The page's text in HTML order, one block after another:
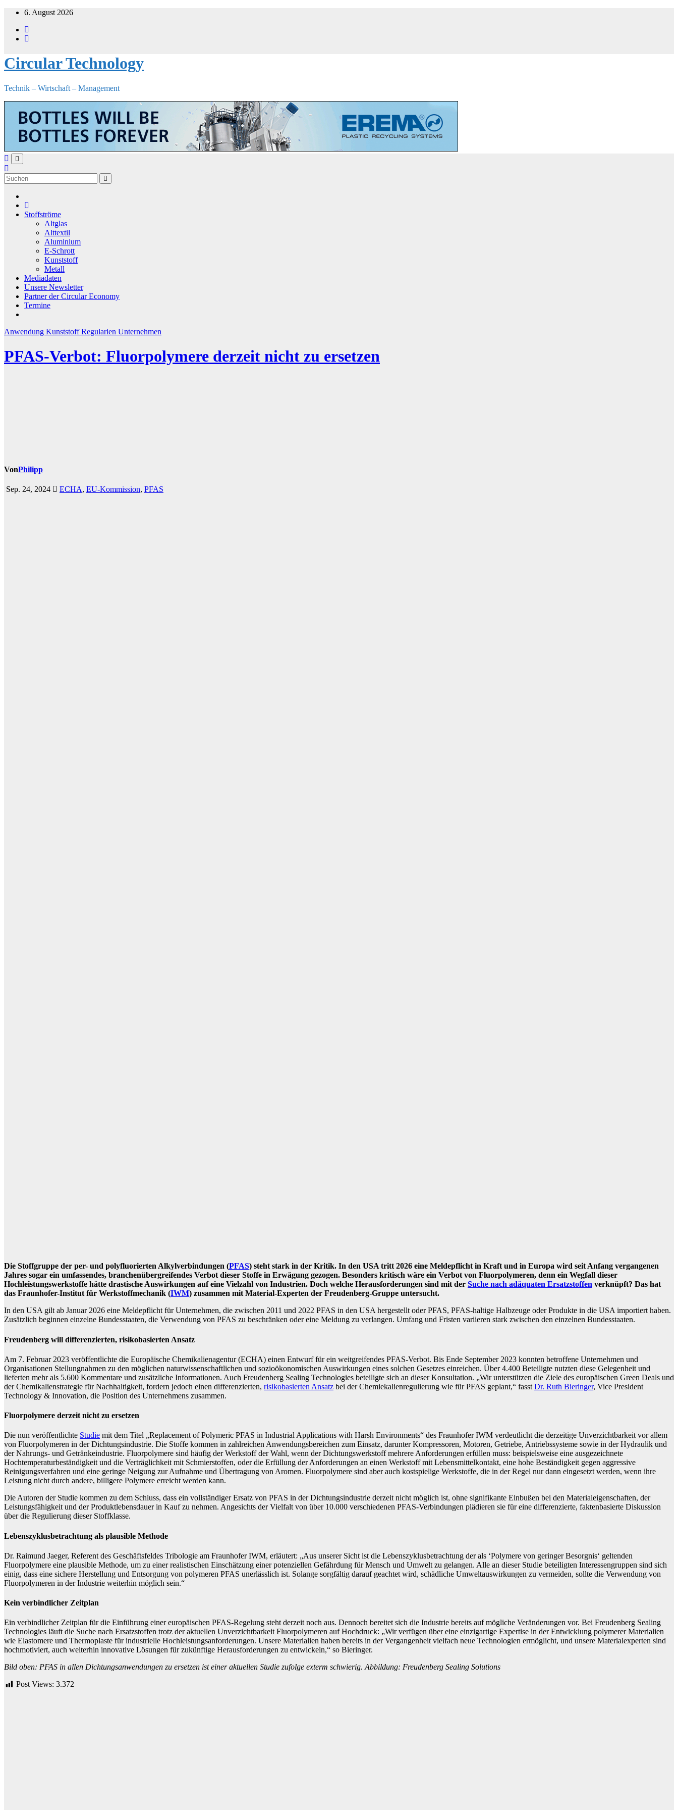
Zum
springen
6. August 2026
Circular Technology
Technik – Wirtschaft – Management
Stoffströme
Altglas
Alttextil
Aluminium
E-Schrott
Kunststoff
Metall
Mediadaten
Unsere Newsletter
Partner der Circular Economy
Termine
Anwendung KunststoffRegularien Unternehmen
PFAS-Verbot: Fluorpolymere derzeit nicht zu ersetzen
VonPhilipp
Sep. 24, 2024 ECHA, EU-Kommission, PFAS
Die Stoffgruppe der per- und polyfluorierten Alkylverbindungen (PFAS) steht stark in der Kritik. In den USA tritt 2026 eine Meldepflicht in Kraft und in Europa wird seit Anfang vergangenen
Jahres sogar ein umfassendes, branchenübergreifendes Verbot dieser Stoffe in Erwägung gezogen. Besonders kritisch wäre ein Verbot von Fluorpolymeren, denn ein Wegfall dieser
Hochleistungswerkstoffe hätte drastische Auswirkungen auf eine Vielzahl von Industrien. Doch welche Herausforderungen sind mit der Suche nach adäquaten Ersatzstoffen verknüpft? Das hat
das Fraunhofer-Institut für Werkstoffmechanik (IWM) zusammen mit Material-Experten der Freudenberg-Gruppe untersucht.
In den USA gilt ab Januar 2026 eine Meldepflicht für Unternehmen, die zwischen 2011 und 2022 PFAS in den USA hergestellt oder PFAS, PFAS-haltige Halbzeuge oder Produkte in die USA importiert haben.
Zusätzlich beginnen einzelne Bundesstaaten, die Verwendung von PFAS zu beschränken oder eine Meldung zu verlangen. Umfang und Fristen variieren stark zwischen den einzelnen Bundesstaaten.
Freudenberg will differenzierten, risikobasierten Ansatz
Am 7. Februar 2023 veröffentlichte die Europäische Chemikalienagentur (ECHA) einen Entwurf für ein weitgreifendes PFAS-Verbot. Bis Ende September 2023 konnten betroffene Unternehmen und
Organisationen Stellungnahmen zu den möglichen naturwissenschaftlichen und sozioökonomischen Auswirkungen eines solchen Gesetzes einreichen. Über 4.400 Beteiligte nutzten diese Gelegenheit und
lieferten mehr als 5.600 Kommentare und zusätzliche Informationen. Auch Freudenberg Sealing Technologies beteiligte sich an dieser Konsultation. „Wir unterstützen die Ziele des europäischen Green Deals und
der Chemikalienstrategie für Nachhaltigkeit, fordern jedoch einen differenzierten, risikobasierten Ansatz bei der Chemiekalienregulierung wie für PFAS geplant,“ fasst Dr. Ruth Bieringer, Vice President
Technology & Innovation, die Position des Unternehmens zusammen.
Fluorpolymere derzeit nicht zu ersetzen
Die nun veröffentlichte Studie mit dem Titel „Replacement of Polymeric PFAS in Industrial Applications with Harsh Environments“ des Fraunhofer IWM verdeutlicht die derzeitige Unverzichtbarkeit vor allem
von Fluorpolymeren in der Dichtungsindustrie. Die Stoffe kommen in zahlreichen Anwendungsbereichen zum Einsatz, darunter Kompressoren, Motoren, Getriebe, Antriebssysteme sowie in der Hydraulik und
der Nahrungs- und Getränkeindustrie. Fluorpolymere sind häufig der Werkstoff der Wahl, wenn der Dichtungswerkstoff mehrere Anforderungen erfüllen muss: beispielsweise eine ausgezeichnete
Hochtemperaturbeständigkeit und die Verträglichkeit mit Schmierstoffen, oder die Erfüllung der Anforderungen an einen Werkstoff mit Lebensmittelkontakt, eine hohe Beständigkeit gegen aggressive
Reinigungsverfahren und eine geringe Neigung zur Aufnahme und Übertragung von Aromen. Fluorpolymere sind aber auch kostspielige Werkstoffe, die in der Regel nur dann eingesetzt werden, wenn ihre
Leistung nicht durch andere, billigere Polymere erreicht werden kann.
Die Autoren der Studie kommen zu dem Schluss, dass ein vollständiger Ersatz von PFAS in der Dichtungsindustrie derzeit nicht möglich ist, ohne signifikante Einbußen bei den Materialeigenschaften, der
Leistungsfähigkeit und der Produktlebensdauer in Kauf zu nehmen. Angesichts der Vielfalt von über 10.000 verschiedenen PFAS-Verbindungen plädieren sie für eine differenzierte, faktenbasierte Diskussion
über die Regulierung dieser Stoffklasse.
Lebenszyklusbetrachtung als plausible Methode
Dr. Raimund Jaeger, Referent des Geschäftsfeldes Tribologie am Fraunhofer IWM, erläutert: „Aus unserer Sicht ist die Lebenszyklusbetrachtung der als ‘Polymere von geringer Besorgnis‘ geltenden
Fluorpolymere eine plausible Methode, um zu einer realistischen Einschätzung einer potenziellen Gefährdung für Mensch und Umwelt zu gelangen. Alle an dieser Studie beteiligten Interessengruppen sind sich
einig, dass eine sichere Herstellung und Entsorgung von polymeren PFAS unerlässlich ist. Solange sorgfältig darauf geachtet wird, schädliche Umweltauswirkungen zu vermeiden, sollte die Verwendung von
Fluorpolymeren in der Industrie weiterhin möglich sein.“
Kein verbindlicher Zeitplan
Ein verbindlicher Zeitplan für die Einführung einer europäischen PFAS-Regelung steht derzeit noch aus. Dennoch bereitet sich die Industrie bereits auf mögliche Veränderungen vor. Bei Freudenberg Sealing
Technologies läuft die Suche nach Ersatzstoffen trotz der aktuellen Unverzichtbarkeit Fluorpolymeren auf Hochdruck: „Wir verfügen über eine einzigartige Expertise in der Entwicklung polymerer Materialien
wie Elastomere und Thermoplaste für industrielle Hochleistungsanforderungen. Unsere Materialien haben bereits in der Vergangenheit vielfach neue Technologien ermöglicht, und unsere Materialexperten sind
hochmotiviert, auch weiterhin innovative Lösungen für zukünftige Herausforderungen zu entwickeln,“ so Bieringer.
Bild oben: PFAS in allen Dichtungsanwendungen zu ersetzen ist einer aktuellen Studie zufolge exterm schwierig. Abbildung: Freudenberg Sealing Solutions
Post Views: 3.372